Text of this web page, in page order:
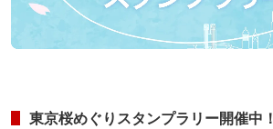
東京桜めぐりスタンプラリー開催中！